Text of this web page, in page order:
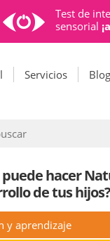
Test de
sensorial
Servicios Blog
puede hacer
de tus hijos?
y aprendizaje